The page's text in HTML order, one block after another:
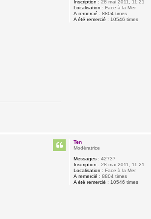
Inscription : 28 mai 2011, 11:21
Localisation : Face à la Mer
A remercié : 8804 times
A été remercié : 10546 times
Ten
Modératrice
Messages : 42737
Inscription : 28 mai 2011, 11:21
Localisation : Face à la Mer
A remercié : 8804 times
A été remercié : 10546 times